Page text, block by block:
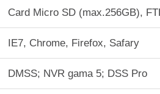
Card Micro SD (max.256GB),
IE7, Chrome, Firefox, Safary
DMSS; NVR gama 5; DSS Pro